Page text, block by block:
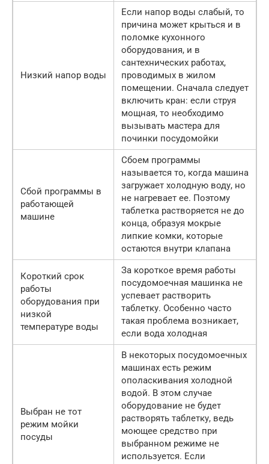
Низкий напор воды
Если напор воды слабый, то
причина может крыться и в
поломке кухонного
оборудования, и в
сантехнических работах,
проводимых в жилом
помещении. Сначала следует
включить кран: если струя
мощная, то необходимо
вызывать мастера для
починки посудомойки
Сбой программы в
работающей
машине
Сбоем программы
называется то, когда машина
загружает холодную воду, но
не нагревает ее. Поэтому
таблетка растворяется не до
конца, образуя мокрые
липкие комки, которые
остаются внутри клапана
Короткий срок
работы
оборудования при
низкой
температуре воды
За короткое время работы
посудомоечная машинка не
успевает растворить
таблетку. Особенно часто
такая проблема возникает,
если вода холодная
Выбран не тот
режим мойки
посуды
В некоторых посудомоечных
машинах есть режим
ополаскивания холодной
водой. В этом случае
оборудование не будет
растворять таблетку, ведь
моющее средство при
выбранном режиме не
используется. Если